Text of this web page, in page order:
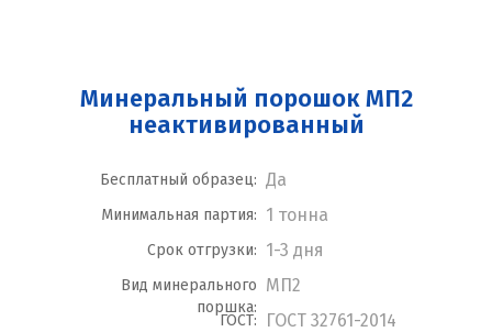
Минеральный порошок МП2
неактивированный
Бесплатный образец: Да
Минимальная партия: 1 тонна
Срок отгрузки: 1-3 дня
Вид минерального
поршка:
МП2
ГОСТ: ГОСТ 32761-2014